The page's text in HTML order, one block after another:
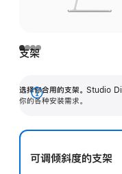
支架
选择你合用的支架。 Studio
你的各种安装需求。
展
可调倾斜度的支架